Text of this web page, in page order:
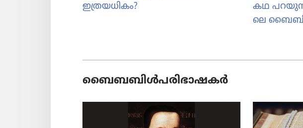
ഇത്രയധികം?
കഥ
ലെ
ബൈബ​ബിൾപരിഭാ​ഷ​കർ